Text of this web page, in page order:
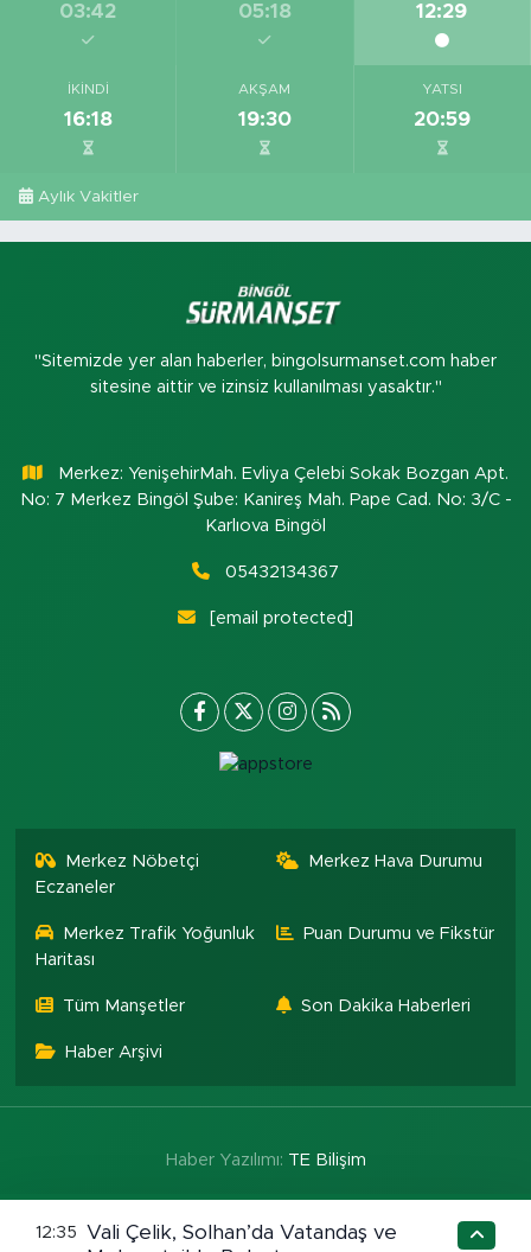
03:42 05:18 12:29
İKINDI
16:18
AKŞAM
19:30
YATSI
20:59
Aylık Vakitler
"Sitemizde yer alan haberler, bingolsurmanset.com haber
sitesine aittir ve izinsiz kullanılması yasaktır."
Merkez: YenişehirMah. Evliya Çelebi Sokak Bozgan Apt.
No: 7 Merkez Bingöl Şube: Kanireş Mah. Pape Cad. No: 3/C -
Karlıova Bingöl
05432134367
[email protected]
Merkez Nöbetçi
Eczaneler
Merkez Hava Durumu
Merkez Trafik Yoğunluk
Haritası
Puan Durumu ve Fikstür
Tüm Manşetler Son Dakika Haberleri
Haber Arşivi
Haber Yazılımı: TE Bilişim
12:35
Vali Çelik, Solhan’da Vatandaş ve